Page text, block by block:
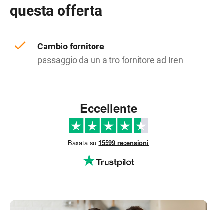
questa offerta
Cambio fornitore
passaggio da un altro fornitore ad Iren
Eccellente
Basata su15599 recensioni